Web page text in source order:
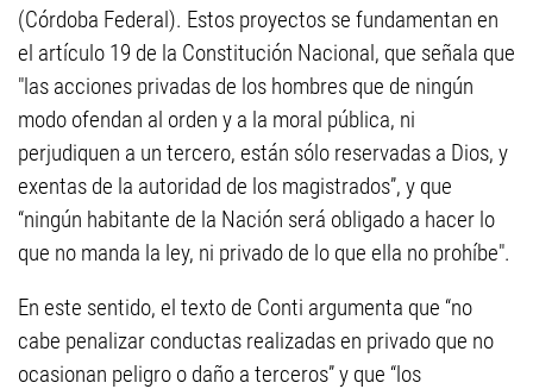
(Córdoba Federal). Estos proyectos se fundamentan en
el artículo 19 de la Constitución Nacional, que señala que
"las acciones privadas de los hombres que de ningún
modo ofendan al orden y a la moral pública, ni
perjudiquen a un tercero, están sólo reservadas a Dios, y
exentas de la autoridad de los magistrados”, y que
“ningún habitante de la Nación será obligado a hacer lo
que no manda la ley, ni privado de lo que ella no prohíbe".
En este sentido, el texto de Conti argumenta que “no
cabe penalizar conductas realizadas en privado que no
ocasionan peligro o daño a terceros” y que “los